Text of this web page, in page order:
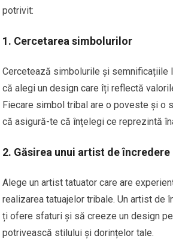
potrivit:
1. Cercetarea simbolurilor
Cercetează simbolurile și semnificațiile
că alegi un design care îți reflectă
Fiecare simbol tribal are o poveste și o
că asigură-te că înțelegi ce reprezintă
2. Găsirea unui artist de încredere
Alege un artist tatuator care are
realizarea tatuajelor tribale. Un artist de
ți ofere sfaturi și să creeze un design
potrivească stilului și dorințelor tale.